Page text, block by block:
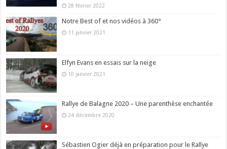
28 février 2022
Notre Best of et nos vidéos à 360°
11 janvier 2021
Elfyn Evans en essais sur la neige
10 janvier 2021
Rallye de Balagne 2020 – Une parenthèse enchantée
24 décembre 2020
Sébastien Ogier déjà en préparation pour le Rallye